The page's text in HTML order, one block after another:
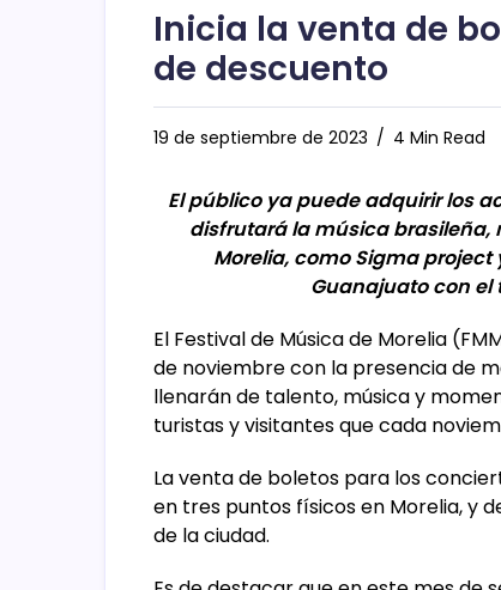
Inicia la venta de
de descuento
19 de septiembre de 2023 4 Min Read
El público ya puede adquirir los
disfrutará la música brasileña,
Morelia, como Sigma project
Guanajuato con el
El Festival de Música de Morelia
de noviembre con la presencia de
llenarán de talento, música y
turistas y visitantes que cada
La venta de boletos para los
en tres puntos físicos en Morelia, y
de la ciudad.